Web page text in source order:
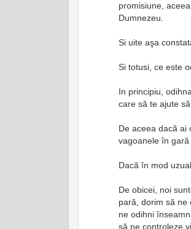
promisiune,
Dumnezeu.
Si uite aşa
Si totusi, ce este
In principiu,
care să te ajute
De aceea dacă ai
vagoanele în
Dacă în mod
De obicei, noi
pară, dorim să ne
ne odihni
să ne controleze